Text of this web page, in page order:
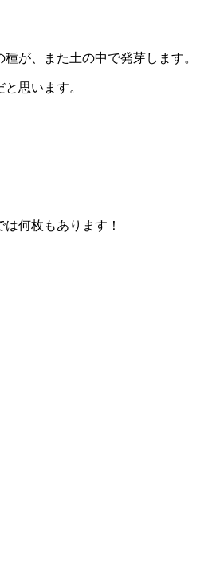
が、また土の中で発芽します。
思います。
何枚もあります！